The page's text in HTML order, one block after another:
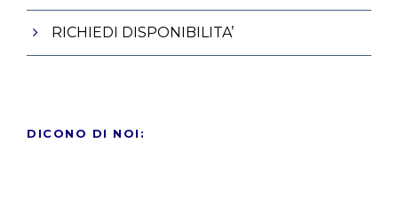
RICHIEDI DISPONIBILITA’
DICONO DI NOI: